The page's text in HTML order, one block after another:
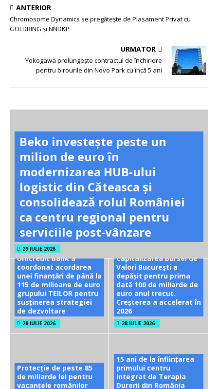
ANTERIOR
Chromosome Dynamics se pregătește de Plasament Privat cu
GOLDRING și NNDKP
URMĂTOR
Yokogawa prelungește contractul de închiriere
pentru birourile din Novo Park cu încă 5 ani
Beko investește peste un
milion de euro în
modernizarea HUB-ului
logistic din Căteasca și
consolidează rolul României
ca centru regional pentru
serviciile post-vânzare
29 IULIE 2026
UniCredit Bank a
coordonat acordarea
unei finanțări de până la
115 de milioane de euro
grupului TEILOR pentru
susținerea strategiei
de dezvoltare
28 IULIE 2026
Capitalizarea Bursei de
Valori București a
depășit pentru prima
dată 100 de miliarde de
euro anul trecut.
Creșterea a accelerat în
2026
28 IULIE 2026
Protecție de peste 85
de miliarde lei pentru
vacanțele românilor
15 ani de la înființarea
primului centru
integrat de Terapia
Durerii din România